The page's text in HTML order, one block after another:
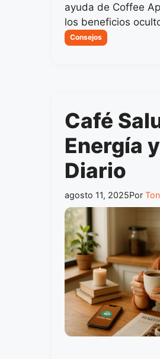
ayuda de Coffee
los beneficios
Categorias
Consejos
Café
Energía
Diario
agosto 11, 2025Por